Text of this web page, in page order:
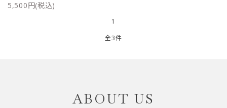
5,500円(税込)
1
全3件
ABOUT US